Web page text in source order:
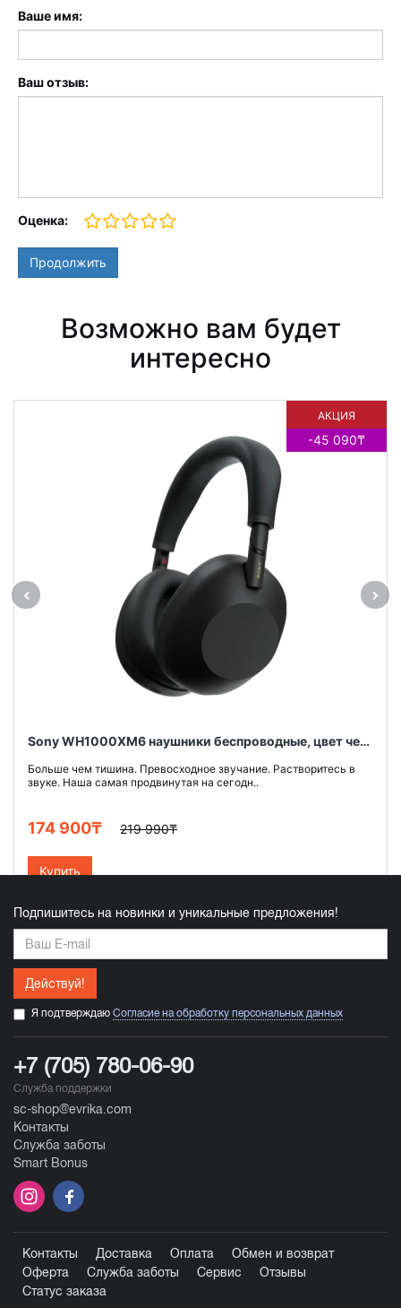
Ваше имя:
Ваш отзыв:
Оценка:
Продолжить
Возможно вам будет
интересно
НОВИНКА
АКЦИЯ
-45 090₸
Sony WH1000XM6 наушники беспроводные, цвет черный
Больше чем тишина. Превосходное звучание. Растворитесь в
звуке. Наша самая продвинутая на сегодн..
174 900₸ 219 990₸
Купить
Подпишитесь на новинки и уникальные предложения!
Действуй!
Я подтверждаю Согласие на обработку персональных данных
+7 (705) 780-06-90
Служба поддержки
sc-shop@evrika.com
Контакты
Служба заботы
Smart Bonus
Контакты Доставка Оплата
Обмен и возврат
Оферта
Служба заботы Сервис
Отзывы
Статус заказа